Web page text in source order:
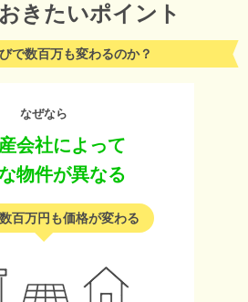
きたいポイント
で数百万も変わるのか？
なぜなら
会社によって
物件が異なる
百万円も価格が変わる